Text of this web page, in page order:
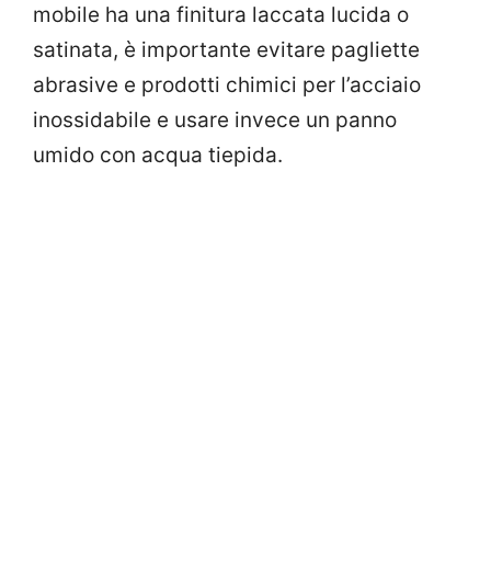
mobile ha una finitura laccata lucida o
satinata, è importante evitare pagliette
abrasive e prodotti chimici per l’acciaio
inossidabile e usare invece un panno
umido con acqua tiepida.